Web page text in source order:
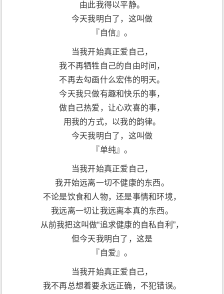
娜才能疗治他的伤痛，一个事实是：在卓别林和乌娜
结婚之后，卓别林一改平日作风，开始了脚踏实地的
间延续下去，直到卓别林的死亡。许多人感慨卓别林
折，世俗的目光，彼此生活习性的改变，父女反目，
政治的重压。卓别林夫人这个称谓，让乌娜成熟与坚
强起来,共同经历的苦难将俩人牢牢地捆在一起。 卓
别林曾写给妻子的诗《致乌娜》 我的心就如同这张面
庞 一半纯白，一半阴影 我可以选择让你看见，也可
以选择坚持不让你看见 世界就像是个巨大的马戏团，
它让你兴奋，却让我惶恐 因为我知道散场后永远是
道很多人走在路上，从怨愤凉薄，到妥协抗争，到终
于决定去爱自己，获得深远的平静。 祝福大家，祝福
由此我得以平静。
今天我明白了，这叫做
『自信』。
当我开始真正爱自己，
我不再牺牲自己的自由时间，
不再去勾画什么宏伟的明天。
今天我只做有趣和快乐的事，
做自己热爱，让心欢喜的事，
用我的方式，以我的韵律。
今天我明白了，这叫做
『单纯』。
当我开始真正爱自己，
我开始远离一切不健康的东西。
不论是饮食和人物，还是事情和环境，
我远离一切让我远离本真的东西。
从前我把这叫做“追求健康的自私自利”，
但今天我明白了，这是
『自爱』。
当我开始真正爱自己，
我不再总想着要永远正确，不犯错误。